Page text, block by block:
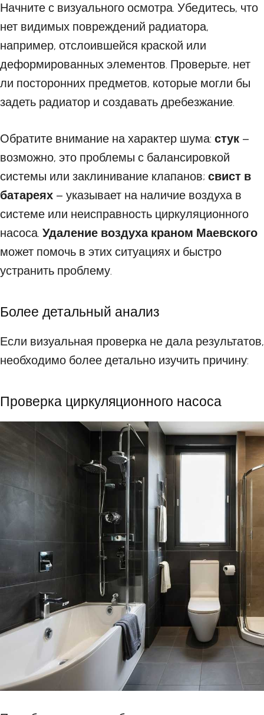
Начните с визуального осмотра. Убедитесь, что
нет видимых повреждений радиатора,
например, отслоившейся краской или
деформированных элементов. Проверьте, нет
ли посторонних предметов, которые могли бы
задеть радиатор и создавать дребезжание.
Обратите внимание на характер шума: стук –
возможно, это проблемы с балансировкой
системы или заклинивание клапанов; свист в
батареях – указывает на наличие воздуха в
системе или неисправность циркуляционного
насоса. Удаление воздуха краном Маевского
может помочь в этих ситуациях и быстро
устранить проблему.
Более детальный анализ
Если визуальная проверка не дала результатов,
необходимо более детально изучить причину:
Проверка циркуляционного насоса